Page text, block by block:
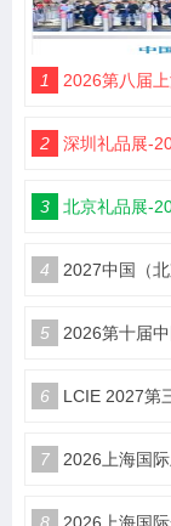
1 2026第八届
2 深圳礼品展-
3 北京礼品展-
4 2027中国（
5 2026第十届
6 LCIE 2027第
7 2026上海国际土工